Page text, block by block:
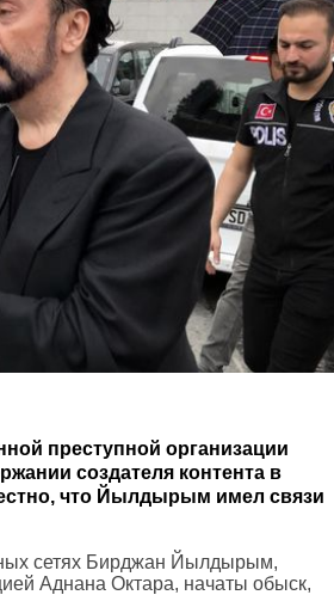
преступной организации
создателя контента в
что Йылдырым имел связи
сетях Бирджан Йылдырым,
Аднана Октара, начаты обыск,